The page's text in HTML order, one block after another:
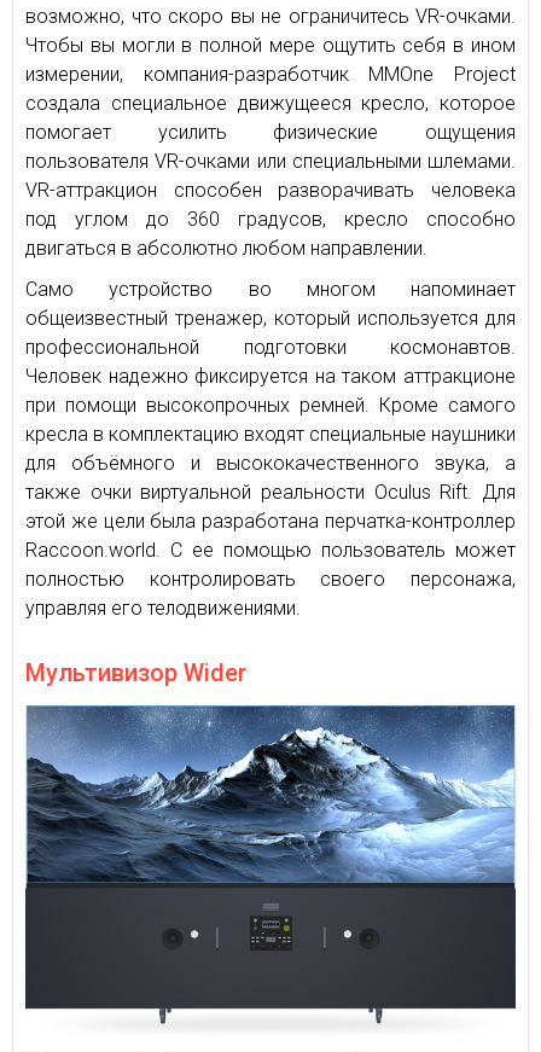
возможно, что скоро вы не ограничитесь VR-очками.
Чтобы вы могли в полной мере ощутить себя в ином
измерении, компания-разработчик MMOne Project
создала специальное движущееся кресло, которое
помогает усилить физические ощущения
пользователя VR-очками или специальными шлемами.
VR-аттракцион способен разворачивать человека
под углом до 360 градусов, кресло способно
двигаться в абсолютно любом направлении.
Само устройство во многом напоминает
общеизвестный тренажер, который используется для
профессиональной подготовки космонавтов.
Человек надежно фиксируется на таком аттракционе
при помощи высокопрочных ремней. Кроме самого
кресла в комплектацию входят специальные наушники
для объёмного и высококачественного звука, а
также очки виртуальной реальности Oculus Rift. Для
этой же цели была разработана перчатка-контроллер
Raccoon.world. С ее помощью пользователь может
полностью контролировать своего персонажа,
управляя его телодвижениями.
Мультивизор Wider